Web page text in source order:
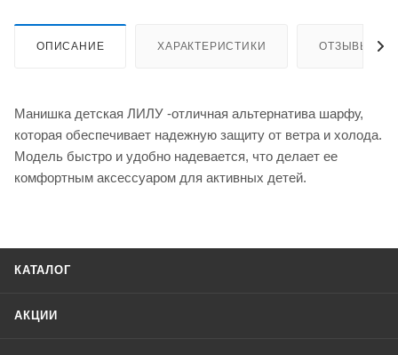
ОПИСАНИЕ ХАРАКТЕРИСТИКИ ОТЗЫВЫ
Манишка детская ЛИЛУ -отличная альтернатива шарфу,
которая обеспечивает надежную защиту от ветра и холода.
Модель быстро и удобно надевается, что делает ее
комфортным аксессуаром для активных детей.
КАТАЛОГ
АКЦИИ